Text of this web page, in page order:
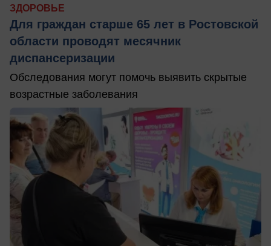
ЗДОРОВЬЕ
Для граждан старше 65 лет в Ростовской
области проводят месячник
диспансеризации
Обследования могут помочь выявить скрытые
возрастные заболевания